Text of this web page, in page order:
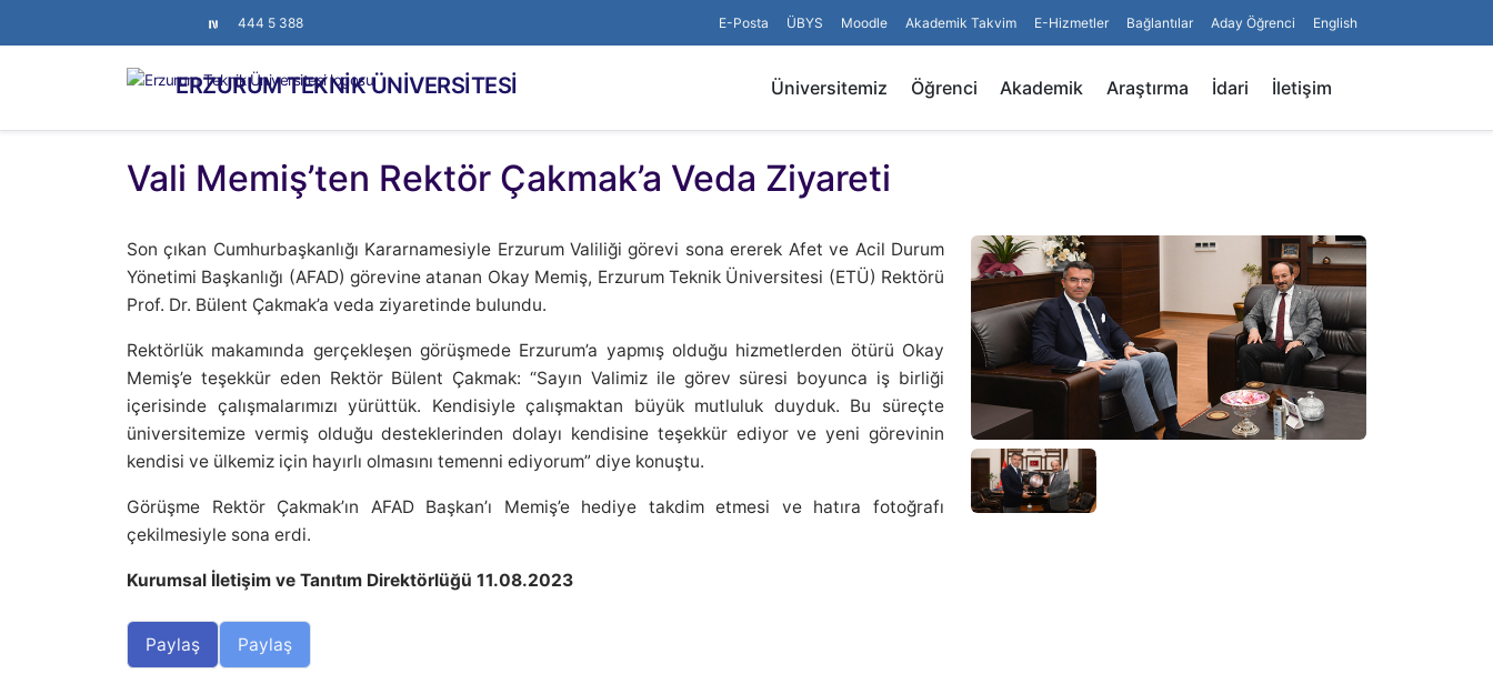
444 5 388 E-Posta ÜBYS Moodle Akademik Takvim E-Hizmetler Bağlantılar Aday Öğrenci English
ERZURUM TEKNİK ÜNİVERSİTESİ Üniversitemiz Öğrenci Akademik Araştırma İdari İletişim
Vali Memiş’ten Rektör Çakmak’a Veda Ziyareti
Son çıkan Cumhurbaşkanlığı Kararnamesiyle Erzurum Valiliği görevi sona ererek Afet ve Acil Durum
Yönetimi Başkanlığı (AFAD) görevine atanan Okay Memiş, Erzurum Teknik Üniversitesi (ETÜ) Rektörü
Prof. Dr. Bülent Çakmak’a veda ziyaretinde bulundu.
Rektörlük makamında gerçekleşen görüşmede Erzurum’a yapmış olduğu hizmetlerden ötürü Okay
Memiş’e teşekkür eden Rektör Bülent Çakmak: “Sayın Valimiz ile görev süresi boyunca iş birliği
içerisinde çalışmalarımızı yürüttük. Kendisiyle çalışmaktan büyük mutluluk duyduk. Bu süreçte
üniversitemize vermiş olduğu desteklerinden dolayı kendisine teşekkür ediyor ve yeni görevinin
kendisi ve ülkemiz için hayırlı olmasını temenni ediyorum” diye konuştu.
Görüşme Rektör Çakmak’ın AFAD Başkan’ı Memiş’e hediye takdim etmesi ve hatıra fotoğrafı
çekilmesiyle sona erdi.
Kurumsal İletişim ve Tanıtım Direktörlüğü 11.08.2023
Paylaş Paylaş